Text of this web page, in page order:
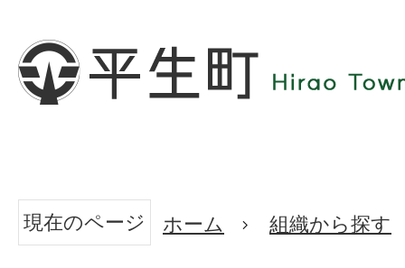
現在のページ ホーム 組織から探す